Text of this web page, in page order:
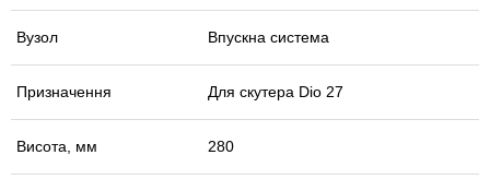
Вузол Впускна система
Призначення Для скутера Dio 27
Висота, мм 280